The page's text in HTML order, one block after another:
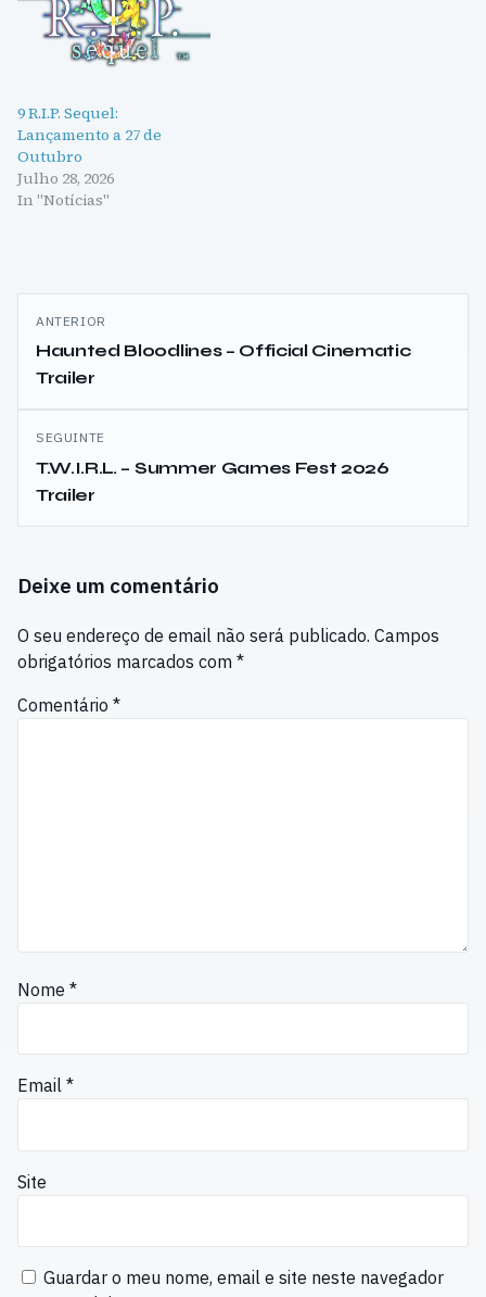
9 R.I.P. Sequel:
Lançamento a 27 de
Outubro
Julho 28, 2026
In "Notícias"
Navegação
de
artigos
ANTERIOR
Haunted Bloodlines – Official Cinematic
Trailer
SEGUINTE
T.W.I.R.L. – Summer Games Fest 2026
Trailer
Deixe um comentário
O seu endereço de email não será publicado. Campos
obrigatórios marcados com *
Comentário *
Nome *
Email *
Site
Guardar o meu nome, email e site neste navegador